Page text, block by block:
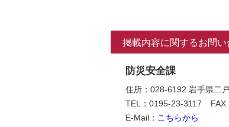
掲載内容に関するお問い
防災安全課
住所：028-6192 岩手県二
TEL：0195-23-3117
E-Mail： こちらから